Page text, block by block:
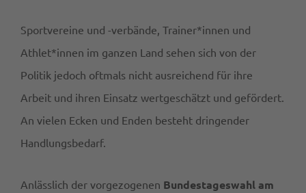
Sportvereine und -verbände, Trainer*innen und
Athlet*innen im ganzen Land sehen sich von der
Politik jedoch oftmals nicht ausreichend für ihre
Arbeit und ihren Einsatz wertgeschätzt und gefördert.
An vielen Ecken und Enden besteht dringender
Handlungsbedarf.
Anlässlich der vorgezogenen Bundestageswahl am